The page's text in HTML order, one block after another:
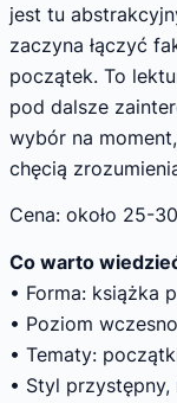
jest tu
zaczyna łączyć
początek. To
pod dalsze
wybór na
chęcią
Cena: około 25-
Co warto
• Forma: książka
• Poziom
• Tematy:
• Styl przystępny,